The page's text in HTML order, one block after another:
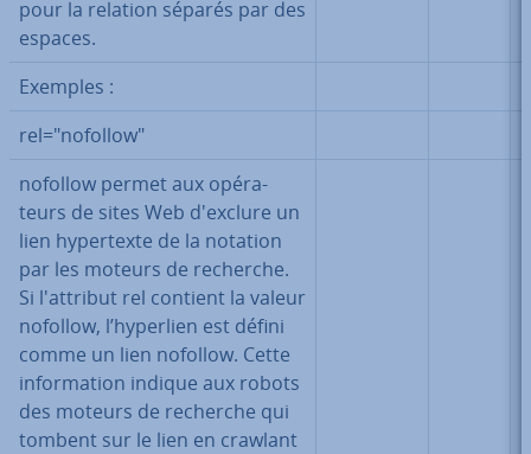
pour la relation séparés par des
espaces.
Exemples :
rel="nofollow"
nofollow permet aux opé­ra­
teurs de sites Web d'exclure un
lien hy­per­texte de la notation
par les moteurs de recherche.
Si l'at­tri­but rel contient la valeur
nofollow, l’hyperlien est défini
comme un lien nofollow. Cette
in­for­ma­tion indique aux robots
des moteurs de recherche qui
tombent sur le lien en crawlant